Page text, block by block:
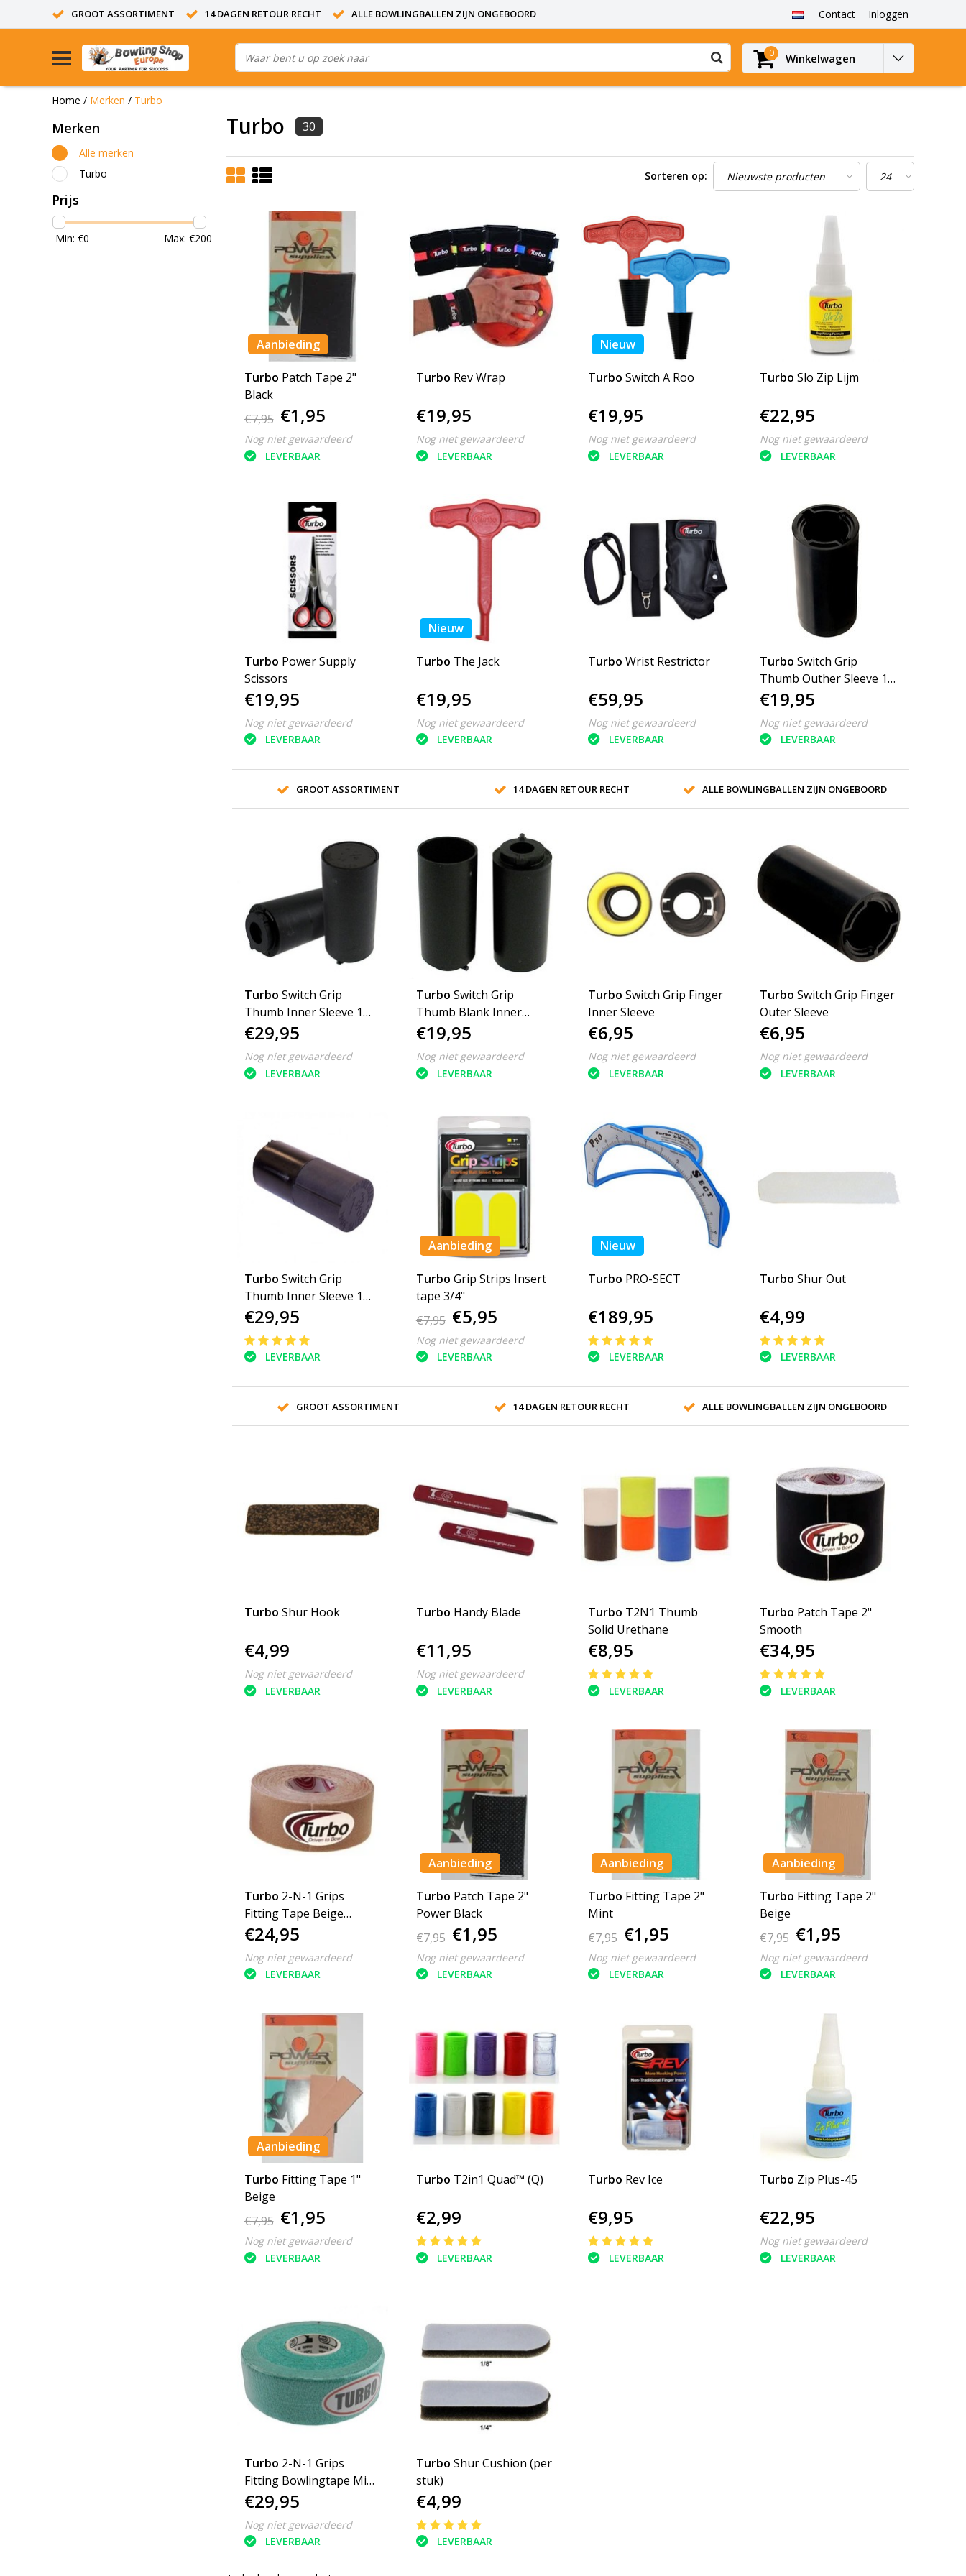
GROOT ASSORTIMENT 14 DAGEN RETOUR RECHT ALLE BOWLINGBALLEN ZIJN ONGEBOORD Contact Inloggen
0 Winkelwagen
Home / Merken / Turbo
Merken
Alle merken
Turbo
Prijs
Min: €0 Max: €200
Turbo 30
Sorteren op:
Aanbieding
Turbo Patch Tape 2"
Black
€7,95 €1,95
Nog niet gewaardeerd
LEVERBAAR
Turbo Rev Wrap
€19,95
Nog niet gewaardeerd
LEVERBAAR
Nieuw
Turbo Switch A Roo
€19,95
Nog niet gewaardeerd
LEVERBAAR
Turbo Slo Zip Lijm
€22,95
Nog niet gewaardeerd
LEVERBAAR
Turbo Power Supply
Scissors
€19,95
Nog niet gewaardeerd
LEVERBAAR
Nieuw
Turbo The Jack
€19,95
Nog niet gewaardeerd
LEVERBAAR
Turbo Wrist Restrictor
€59,95
Nog niet gewaardeerd
LEVERBAAR
Turbo Switch Grip
Thumb Outher Sleeve 1
3/8
€19,95
Nog niet gewaardeerd
LEVERBAAR
GROOT ASSORTIMENT 14 DAGEN RETOUR RECHT ALLE BOWLINGBALLEN ZIJN ONGEBOORD
Turbo Switch Grip
Thumb Inner Sleeve 1
1/4
€29,95
Nog niet gewaardeerd
LEVERBAAR
Turbo Switch Grip
Thumb Blank Inner
Sleeve 1 1/4
€19,95
Nog niet gewaardeerd
LEVERBAAR
Turbo Switch Grip Finger
Inner Sleeve
€6,95
Nog niet gewaardeerd
LEVERBAAR
Turbo Switch Grip Finger
Outer Sleeve
€6,95
Nog niet gewaardeerd
LEVERBAAR
Turbo Switch Grip
Thumb Inner Sleeve 1
3/8
€29,95
LEVERBAAR
Aanbieding
Turbo Grip Strips Insert
tape 3/4"
€7,95 €5,95
Nog niet gewaardeerd
LEVERBAAR
Nieuw
Turbo PRO-SECT
€189,95
LEVERBAAR
Turbo Shur Out
€4,99
LEVERBAAR
GROOT ASSORTIMENT 14 DAGEN RETOUR RECHT ALLE BOWLINGBALLEN ZIJN ONGEBOORD
Turbo Shur Hook
€4,99
Nog niet gewaardeerd
LEVERBAAR
Turbo Handy Blade
€11,95
Nog niet gewaardeerd
LEVERBAAR
Turbo T2N1 Thumb
Solid Urethane
€8,95
LEVERBAAR
Turbo Patch Tape 2"
Smooth
€34,95
LEVERBAAR
Turbo 2-N-1 Grips
Fitting Tape Beige
Smooth
€24,95
Nog niet gewaardeerd
LEVERBAAR
Aanbieding
Turbo Patch Tape 2"
Power Black
€7,95 €1,95
Nog niet gewaardeerd
LEVERBAAR
Aanbieding
Turbo Fitting Tape 2"
Mint
€7,95 €1,95
Nog niet gewaardeerd
LEVERBAAR
Aanbieding
Turbo Fitting Tape 2"
Beige
€7,95 €1,95
Nog niet gewaardeerd
LEVERBAAR
Aanbieding
Turbo Fitting Tape 1"
Beige
€7,95 €1,95
Nog niet gewaardeerd
LEVERBAAR
Turbo T2in1 Quad™ (Q)
€2,99
LEVERBAAR
Turbo Rev Ice
€9,95
LEVERBAAR
Turbo Zip Plus-45
€22,95
Nog niet gewaardeerd
LEVERBAAR
Turbo 2-N-1 Grips
Fitting Bowlingtape Mint
Course
€29,95
Nog niet gewaardeerd
LEVERBAAR
Turbo Shur Cushion (per
stuk)
€4,99
LEVERBAAR